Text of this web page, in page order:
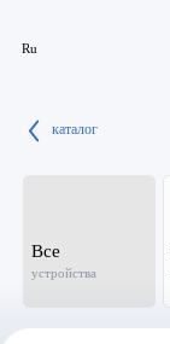
Ru
каталог
Все
устройства